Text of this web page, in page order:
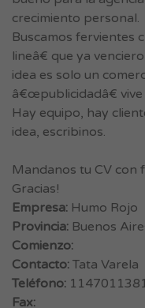
crecimiento personal.
Buscamos fervientes
lineâ€ que ya
idea es solo un
â€œpublicidadâ€
Hay equipo, hay
idea, escribinos.
Mandanos tu CV con
Gracias!
Empresa: Humo Rojo
Provincia: Buenos
Comienzo:
Contacto: Tata Varela
Teléfono:
Fax: